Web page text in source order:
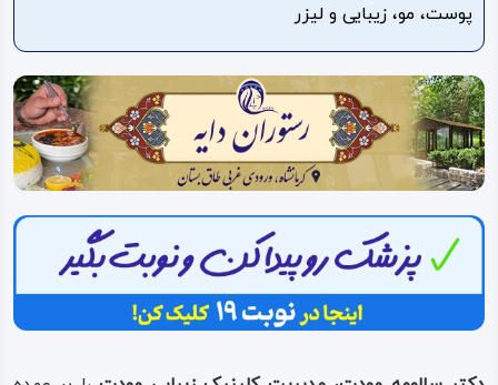
ویژه
ویدئو
درباره
ما
پوست، مو، زیبایی و لیزر